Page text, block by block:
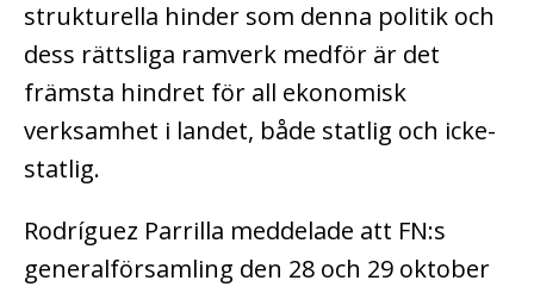
strukturella hinder som denna politik och
dess rättsliga ramverk medför är det
främsta hindret för all ekonomisk
verksamhet i landet, både statlig och icke-
statlig.
Rodríguez Parrilla meddelade att FN:s
generalförsamling den 28 och 29 oktober